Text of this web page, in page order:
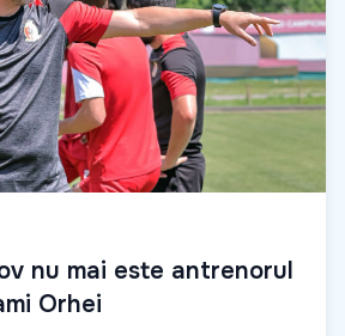
nu mai este antrenorul
Orhei